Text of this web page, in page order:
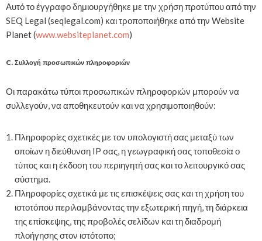
Αυτό το έγγραφο δημιουργήθηκε με την χρήση προτύπου από την
SEQ Legal (seqlegal.com) και τροποποιήθηκε από την Website
Planet (www.websiteplanet.com)
C. Συλλογή προσωπικών πληροφοριών
Οι παρακάτω τύποι προσωπικών πληροφοριών μπορούν να
συλλεγούν, να αποθηκευτούν και να χρησιμοποιηθούν:
Πληροφορίες σχετικές με τον υπολογιστή σας μεταξύ των
οποίων η διεύθυνση IP σας, η γεωγραφική σας τοποθεσία ο
τύπος και η έκδοση του περιηγητή σας και το λειτουργικό σας
σύστημα.
Πληροφορίες σχετικά με τις επισκέψεις σας και τη χρήση του
ιστοτόπου περιλαμβάνοντας την εξωτερική πηγή, τη διάρκεια
της επίσκεψης, της προβολές σελίδων και τη διαδρομή
πλοήγησης στον ιστότοπο;